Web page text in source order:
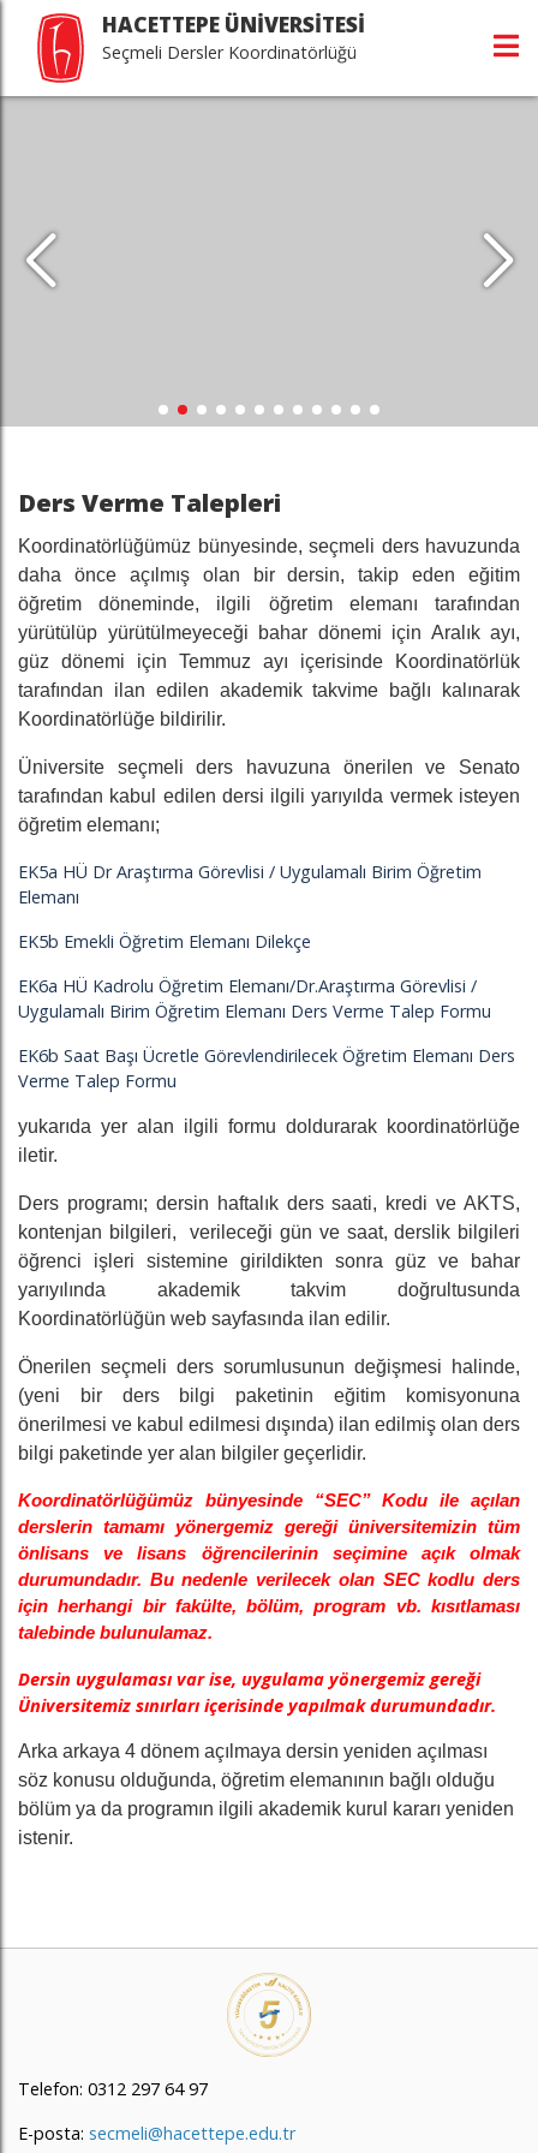
HACETTEPE ÜNİVERSİTESİ
Seçmeli Dersler Koordinatörlüğü
Ders Verme Talepleri
Koordinatörlüğümüz bünyesinde, seçmeli ders havuzunda
daha önce açılmış olan bir dersin, takip eden eğitim
öğretim döneminde, ilgili öğretim elemanı tarafından
yürütülüp yürütülmeyeceği bahar dönemi için Aralık ayı,
güz dönemi için Temmuz ayı içerisinde Koordinatörlük
tarafından ilan edilen akademik takvime bağlı kalınarak
Koordinatörlüğe bildirilir.
Üniversite seçmeli ders havuzuna önerilen ve Senato
tarafından kabul edilen dersi ilgili yarıyılda vermek isteyen
öğretim elemanı;
EK5a HÜ Dr Araştırma Görevlisi / Uygulamalı Birim Öğretim
Elemanı
EK5b Emekli Öğretim Elemanı Dilekçe
EK6a HÜ Kadrolu Öğretim Elemanı/Dr.Araştırma Görevlisi /
Uygulamalı Birim Öğretim Elemanı Ders Verme Talep Formu
EK6b Saat Başı Ücretle Görevlendirilecek Öğretim Elemanı Ders
Verme Talep Formu
yukarıda yer alan ilgili formu doldurarak koordinatörlüğe
iletir.
Ders programı; dersin haftalık ders saati, kredi ve AKTS,
kontenjan bilgileri, verileceği gün ve saat, derslik bilgileri
öğrenci işleri sistemine girildikten sonra güz ve bahar
yarıyılında akademik takvim doğrultusunda
Koordinatörlüğün web sayfasında ilan edilir.
Önerilen seçmeli ders sorumlusunun değişmesi halinde,
(yeni bir ders bilgi paketinin eğitim komisyonuna
önerilmesi ve kabul edilmesi dışında) ilan edilmiş olan ders
bilgi paketinde yer alan bilgiler geçerlidir.
Koordinatörlüğümüz bünyesinde “SEC” Kodu ile açılan
derslerin tamamı yönergemiz gereği üniversitemizin tüm
önlisans ve lisans öğrencilerinin seçimine açık olmak
durumundadır. Bu nedenle verilecek olan SEC kodlu ders
için herhangi bir fakülte, bölüm, program vb. kısıtlaması
talebinde bulunulamaz.
Dersin uygulaması var ise, uygulama yönergemiz gereği
Üniversitemiz sınırları içerisinde yapılmak durumundadır.
Arka arkaya 4 dönem açılmaya dersin yeniden açılması
söz konusu olduğunda, öğretim elemanının bağlı olduğu
bölüm ya da programın ilgili akademik kurul kararı yeniden
istenir.
Telefon: 0312 297 64 97
E-posta: secmeli@hacettepe.edu.tr